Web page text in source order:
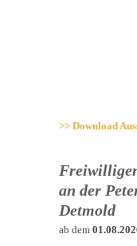
>> Download
an der
Detmold
ab dem